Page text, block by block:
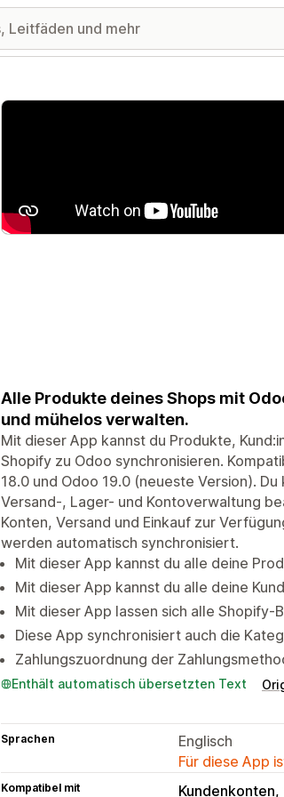
Vorgestellte Bildergalerie
Alle Produkte deines Shops mit
und mühelos verwalten.
Mit dieser App kannst du Produkte,
Shopify zu Odoo synchronisieren.
18.0 und Odoo 19.0 (neueste Version).
Versand-, Lager- und Kontoverwaltung
Konten, Versand und Einkauf zur
werden automatisch synchronisiert.
Mit dieser App kannst du alle deine
Mit dieser App kannst du alle deine
Mit dieser App lassen sich alle
Diese App synchronisiert auch die
Zahlungszuordnung der
Enthält automatisch übersetzten Text
Sprachen
Englisch
Für diese App
Kompatibel mit Kundenkonten